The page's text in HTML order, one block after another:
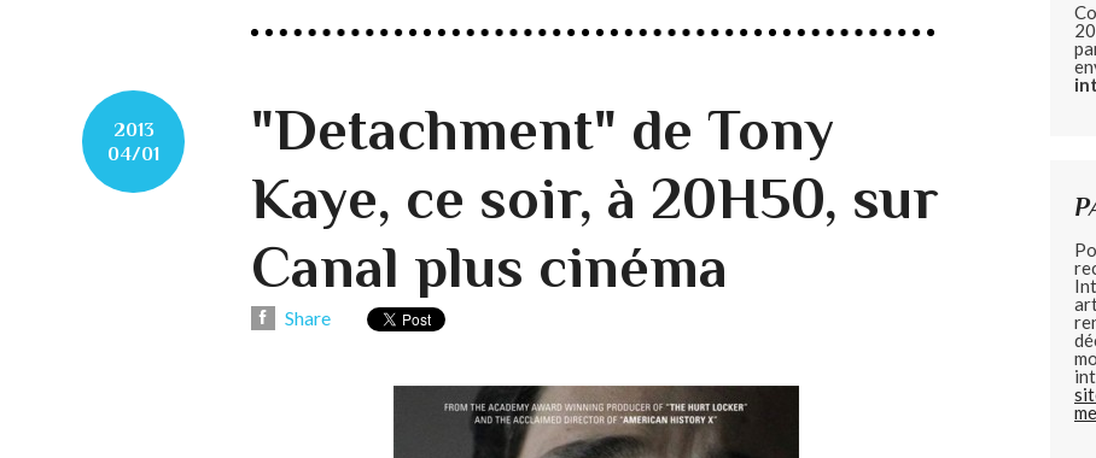
2013
04/01
"Detachment" de Tony
Kaye, ce soir, à 20H50, sur
Canal plus cinéma
Share